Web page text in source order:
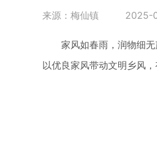
来源：梅仙镇 2025-
家风如春雨，润物细无
以优良家风带动文明乡风